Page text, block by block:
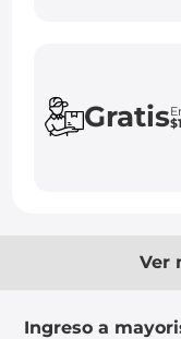
Gratis
Ver
Ingreso a